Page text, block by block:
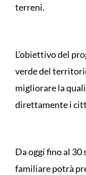
terreni.
L’obiettivo del
verde del
migliorare la
direttamente i
Da oggi fino al
familiare potrà